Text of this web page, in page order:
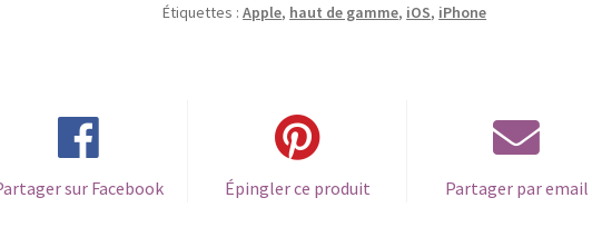
Étiquettes :Apple, haut de gamme, iOS, iPhone
sur Facebook Épingler ce produit Partager par email